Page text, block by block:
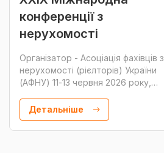
конференції з
нерухомості
Організатор - Асоціація фахівців з
нерухомості (рієлторів) України
(АФНУ) 11-13 червня 2026 року,
Детальніше